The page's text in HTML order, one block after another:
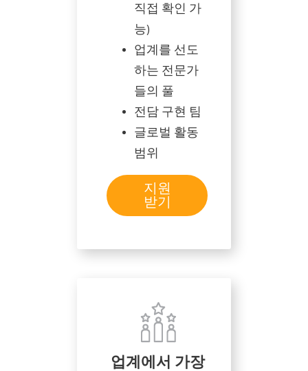
직접 확인 가
능)
업계를 선도
하는 전문가
들의 풀
전담 구현 팀
글로벌 활동
범위
지원
받기
업계에서 가장